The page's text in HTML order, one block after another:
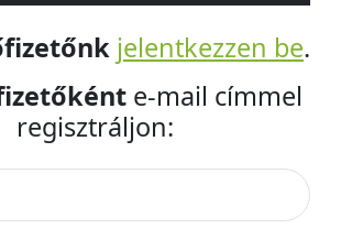
jelentkezzen be.
e-mail címmel
regisztráljon: